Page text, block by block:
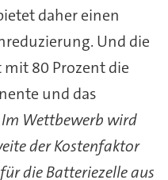
daher einen
Und die
80 Prozent die
und das
Wettbewerb wird
der Kostenfaktor
die Batteriezelle aus